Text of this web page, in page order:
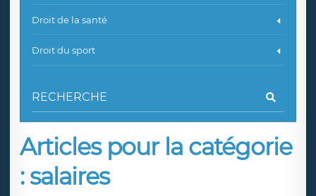
Articles pour la catégorie
: salaires
Droit de la santé
Droit du sport